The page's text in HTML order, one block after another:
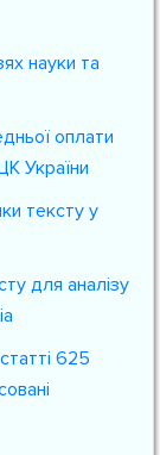
науки та
оплати
України
тексту у
для аналізу
625